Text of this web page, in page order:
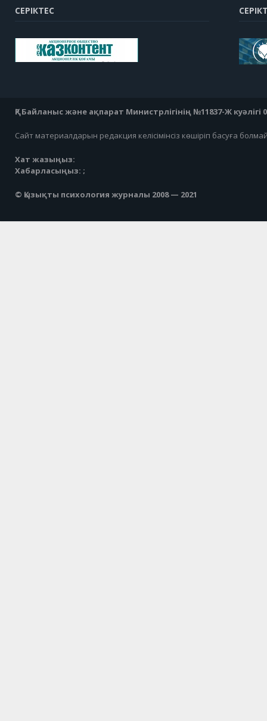
СЕРІКТЕС
ҚР Байланыс және ақпарат Министрлігінің №11837-Ж куәлігі
Сайт материалдарын редакция келісімінсіз көшіріп басуға
Хат жазыңыз:
Хабарласыңыз: ;
© Қызықты психология журналы 2008 — 2021